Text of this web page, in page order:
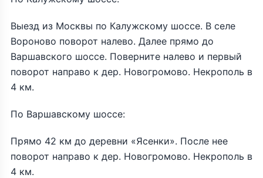
Выезд из Москвы по Калужскому шоссе. В селе
Вороново поворот налево. Далее прямо до
Варшавского шоссе. Поверните налево и первый
поворот направо к дер. Новогромово. Некрополь в
4 км.
По Варшавскому шоссе:
Прямо 42 км до деревни «Ясенки». После нее
поворот направо к дер. Новогромово. Некрополь в
4 км.